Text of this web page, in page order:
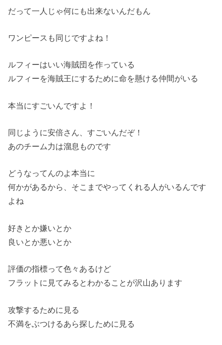
だって一人じゃ何にも出来ないんだもん
ワンピースも同じですよね！
ルフィーはいい海賊団を作っている
ルフィーを海賊王にするために命を懸ける仲間がいる
本当にすごいんですよ！
同じように安倍さん、すごいんだぞ！
あのチーム力は溜息ものです
どうなってんのよ本当に
何かがあるから、そこまでやってくれる人がいるんです
よね
好きとか嫌いとか
良いとか悪いとか
評価の指標って色々あるけど
フラットに見てみるとわかることが沢山あります
攻撃するために見る
不満をぶつけるあら探しために見る